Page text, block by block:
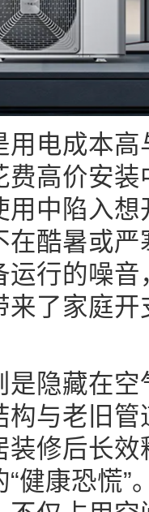
用电成本
费高价安
用中陷入
在酷暑或
运行的噪
来了家庭
是隐藏在
构与老旧
装修后长
健康恐慌”